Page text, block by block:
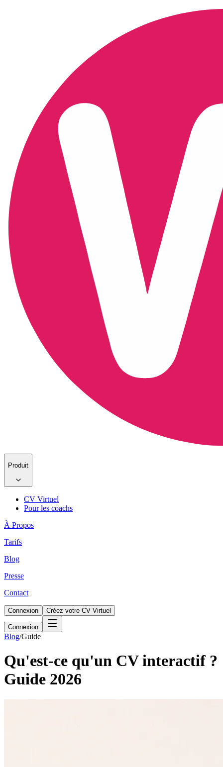
Produit
CV Virtuel
Pour les coachs
À Propos
Tarifs
Blog
Presse
Contact
Connexion Créez votre CV Virtuel
Connexion
Blog/Guide
Qu'est-ce qu'un CV interactif ?
Guide 2026